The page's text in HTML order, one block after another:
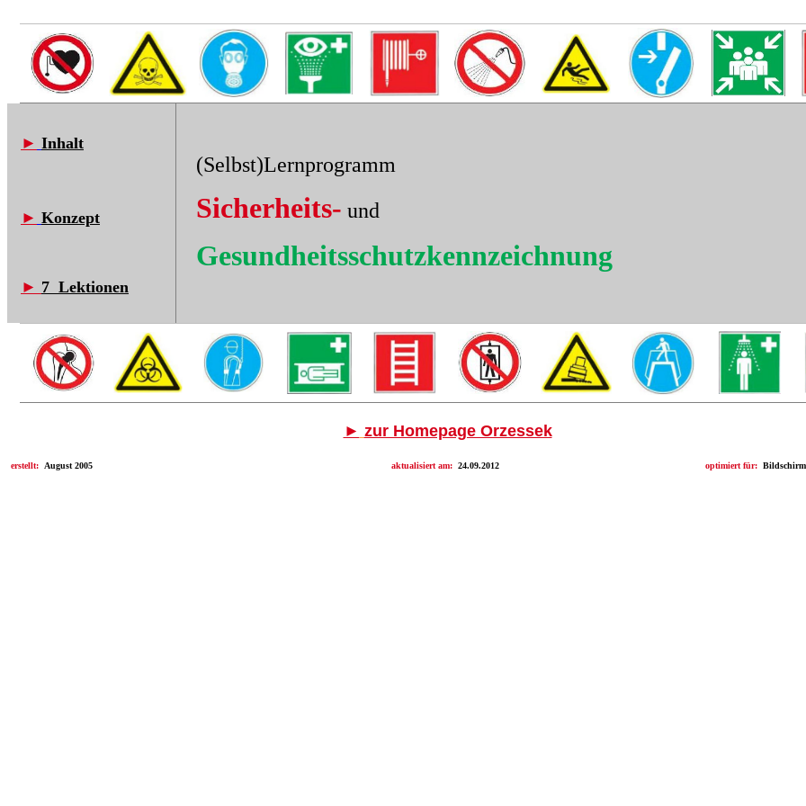
► Inhalt
(Selbst)Lernprogramm
Sicherheits- und
Gesundheitsschutzkennzeichnung
► Konzept
► 7 Lektionen
► zur Homepage Orzessek
erstellt: August 2005 aktualisiert am: 24.09.2012 optimiert für: